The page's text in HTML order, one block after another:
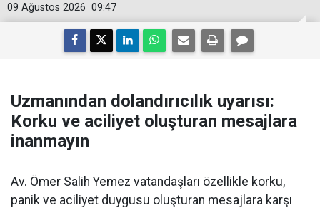
09:47
09 Ağustos 2026
Uzmanından dolandırıcılık uyarısı:
Korku ve aciliyet oluşturan mesajlara
inanmayın
Av. Ömer Salih Yemez vatandaşları özellikle korku,
panik ve aciliyet duygusu oluşturan mesajlara karşı